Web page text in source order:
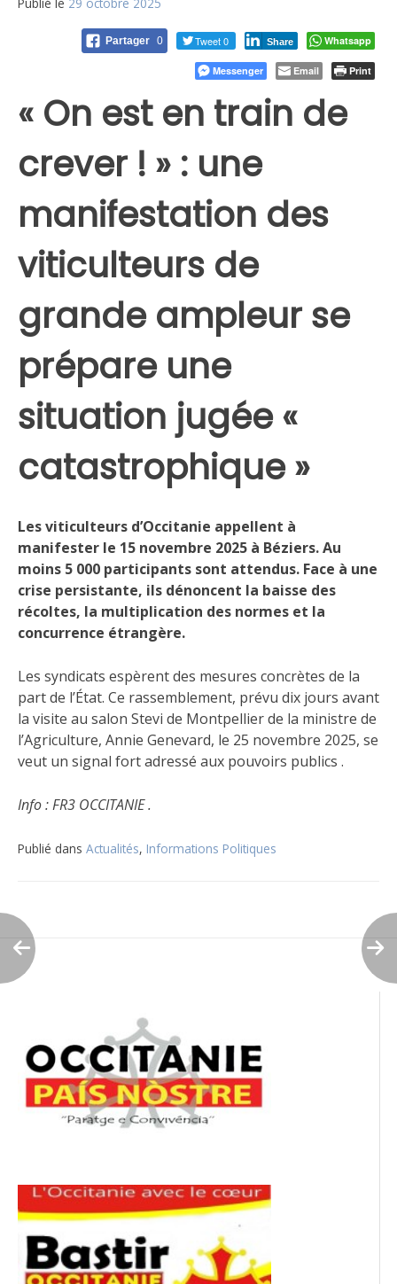
Partager 0 Tweet 0 Share Whatsapp
Messenger Email Print
« On est en train de
crever ! » : une
manifestation des
viticulteurs de
grande ampleur se
prépare une
situation jugée «
catastrophique »
Les viticulteurs d’Occitanie appellent à
manifester le 15 novembre 2025 à Béziers. Au
moins 5 000 participants sont attendus. Face à une
crise persistante, ils dénoncent la baisse des
récoltes, la multiplication des normes et la
concurrence étrangère.
Les syndicats espèrent des mesures concrètes de la
part de l’État. Ce rassemblement, prévu dix jours avant
la visite au salon Stevi de Montpellier de la ministre de
l’Agriculture, Annie Genevard, le 25 novembre 2025, se
veut un signal fort adressé aux pouvoirs publics .
Info : FR3 OCCITANIE .
Publié dans Actualités, Informations Politiques
de
l’article